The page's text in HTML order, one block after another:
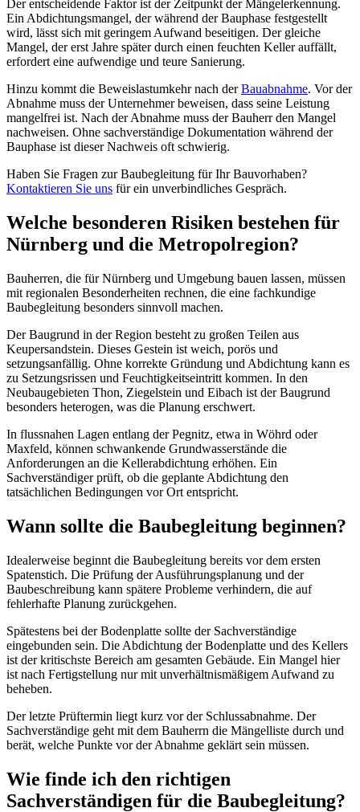
Der entscheidende Faktor ist der Zeitpunkt der Mängelerkennung.
Ein Abdichtungsmangel, der während der Bauphase festgestellt
wird, lässt sich mit geringem Aufwand beseitigen. Der gleiche
Mangel, der erst Jahre später durch einen feuchten Keller auffällt,
erfordert eine aufwendige und teure Sanierung.
Hinzu kommt die Beweislastumkehr nach derBauabnahme. Vor der
Abnahme muss der Unternehmer beweisen, dass seine Leistung
mangelfrei ist. Nach der Abnahme muss der Bauherr den Mangel
nachweisen. Ohne sachverständige Dokumentation während der
Bauphase ist dieser Nachweis oft schwierig.
Haben Sie Fragen zur Baubegleitung für Ihr Bauvorhaben?
Kontaktieren Sie uns für ein unverbindliches Gespräch.
Welche besonderen Risiken bestehen für
Nürnberg und die Metropolregion?
Bauherren, die für Nürnberg und Umgebung bauen lassen, müssen
mit regionalen Besonderheiten rechnen, die eine fachkundige
Baubegleitung besonders sinnvoll machen.
Der Baugrund in der Region besteht zu großen Teilen aus
Keupersandstein. Dieses Gestein ist weich, porös und
setzungsanfällig. Ohne korrekte Gründung und Abdichtung kann es
zu Setzungsrissen und Feuchtigkeitseintritt kommen. In den
Neubaugebieten Thon, Ziegelstein und Eibach ist der Baugrund
besonders heterogen, was die Planung erschwert.
In flussnahen Lagen entlang der Pegnitz, etwa in Wöhrd oder
Maxfeld, können schwankende Grundwasserstände die
Anforderungen an die Kellerabdichtung erhöhen. Ein
Sachverständiger prüft, ob die geplante Abdichtung den
tatsächlichen Bedingungen vor Ort entspricht.
Wann sollte die Baubegleitung beginnen?
Idealerweise beginnt die Baubegleitung bereits vor dem ersten
Spatenstich. Die Prüfung der Ausführungsplanung und der
Baubeschreibung kann spätere Probleme verhindern, die auf
fehlerhafte Planung zurückgehen.
Spätestens bei der Bodenplatte sollte der Sachverständige
eingebunden sein. Die Abdichtung der Bodenplatte und des Kellers
ist der kritischste Bereich am gesamten Gebäude. Ein Mangel hier
ist nach Fertigstellung nur mit unverhältnismäßigem Aufwand zu
beheben.
Der letzte Prüftermin liegt kurz vor der Schlussabnahme. Der
Sachverständige geht mit dem Bauherrn die Mängelliste durch und
berät, welche Punkte vor der Abnahme geklärt sein müssen.
Wie finde ich den richtigen
Sachverständigen für die Baubegleitung?